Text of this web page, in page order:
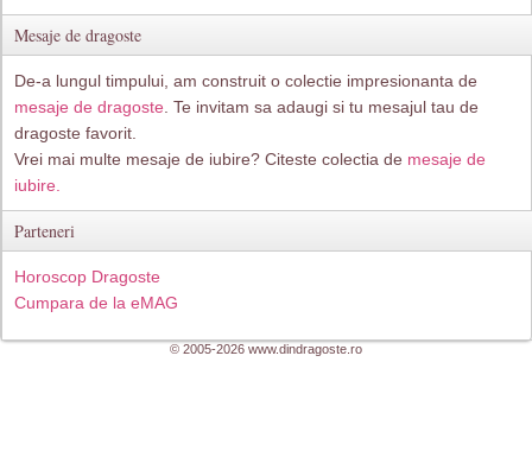
Mesaje de dragoste
De-a lungul timpului, am construit o colectie impresionanta de
mesaje de dragoste . Te invitam sa adaugi si tu mesajul tau de
dragoste favorit.
Vrei mai multe mesaje de iubire? Citeste colectia de mesaje de
iubire.
Parteneri
Horoscop Dragoste
Cumpara de la eMAG
© 2005-2026 www.dindragoste.ro